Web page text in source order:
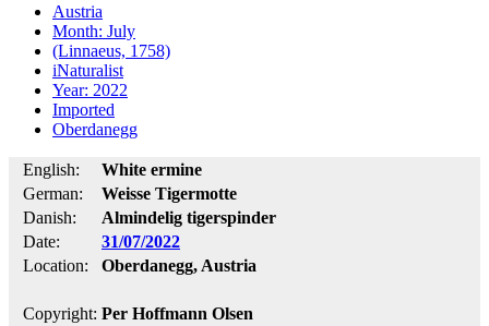
Austria
Month: July
(Linnaeus, 1758)
iNaturalist
Year: 2022
Imported
Oberdanegg
English:
White ermine
German:
Weisse Tigermotte
Danish:
Almindelig tigerspinder
Date:
31/07/2022
Location:
Oberdanegg, Austria
Copyright: Per Hoffmann Olsen